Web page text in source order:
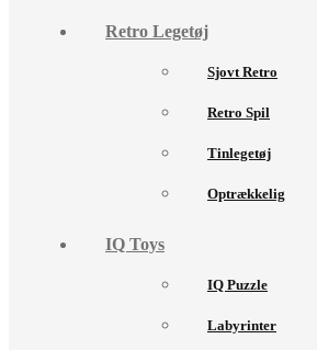
Retro Legetøj
Sjovt Retro
Retro Spil
Tinlegetøj
Optrækkelig
IQ Toys
IQ Puzzle
Labyrinter